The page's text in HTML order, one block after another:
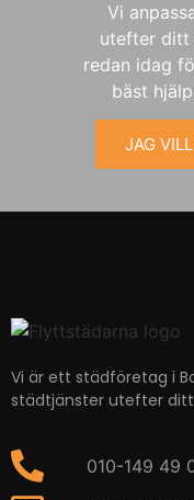
Vi
utefter ditt
redan idag
bäst
JAG
Vi är ett städföretag i
städtjänster utefter ditt
010-149 49